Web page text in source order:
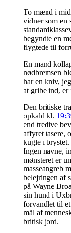
To mænd i
vidner som en
begyndte en
flygtede til
En mand
nødbremsen
har en kniv,
at gribe ind, er
Den britiske
opkald kl.
end tredive
affyret tasere,
kugle i
Ingen navne,
mønsteret er
masseangreb
belejringen af
på Wayne
sin hund i
forvandlet til
mål af
britisk jord.